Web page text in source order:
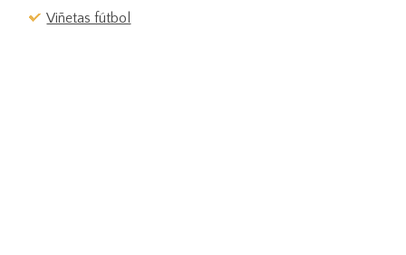
Viñetas fútbol